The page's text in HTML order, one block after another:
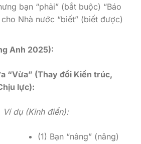
bạn “phải” (bắt buộc) “Báo
Nhà nước “biết” (biết được)
Anh 2025):
“Vừa” (Thay đổi Kiến trúc,
lực):
Ví dụ (Kinh điển):
(1) Bạn “nâng” (nâng)